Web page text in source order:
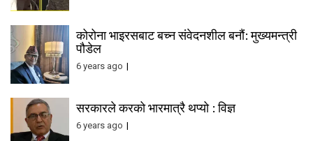
कोरोना भाइरसबाट बच्न संवेदनशील बनौं: मुख्यमन्त्री
पौडेल
6 years ago
सरकारले करको भारमात्रै थप्यो : विज्ञ
6 years ago